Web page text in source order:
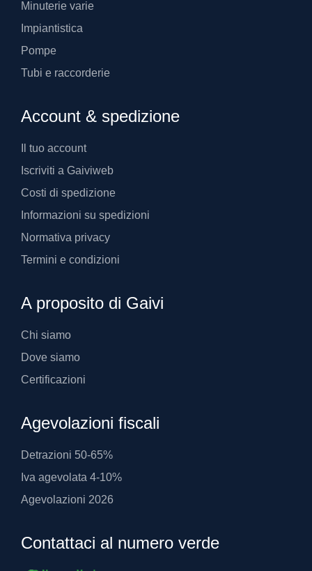
Minuterie varie
Impiantistica
Pompe
Tubi e raccorderie
Account & spedizione
Il tuo account
Iscriviti a Gaiviweb
Costi di spedizione
Informazioni su spedizioni
Normativa privacy
Termini e condizioni
A proposito di Gaivi
Chi siamo
Dove siamo
Certificazioni
Agevolazioni fiscali
Detrazioni 50-65%
Iva agevolata 4-10%
Agevolazioni 2026
Contattaci al numero verde